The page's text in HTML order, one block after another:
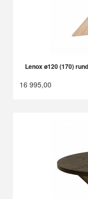
Lenox ø120 (170)
16 995,00